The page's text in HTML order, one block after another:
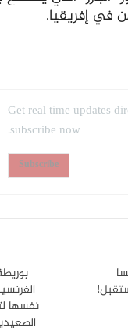
في إفريقيا.
Get real time updates
subscribe now.
Subscribe
نفسها